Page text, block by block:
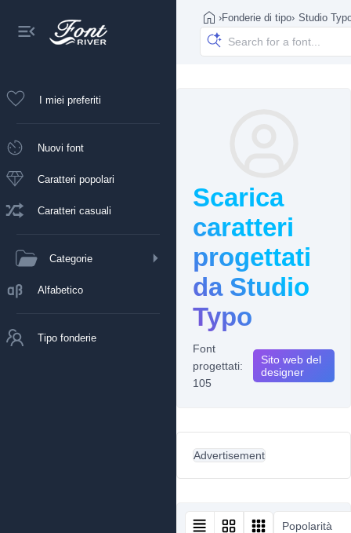
I miei preferiti
Nuovi font
Caratteri popolari
Caratteri casuali
Categorie
Alfabetico
Tipo fonderie
›Fonderie di tipo› Studio
Scarica
caratteri
progettati
da Studio
Typo
Font
progettati:
105
Sito web del
designer
Advertisement
Popolarità